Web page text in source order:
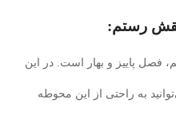
نقش رستم:
فصل پاییز و بهار است. در این
به راحتی از این محوطه